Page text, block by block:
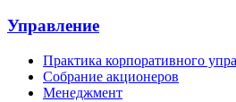
Управление
Практика корпоративного
Собрание акционеров
Менеджмент